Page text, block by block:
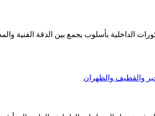
الداخلية بأسلوب يجمع بين الدقة الفنية
والقطيف والظهران